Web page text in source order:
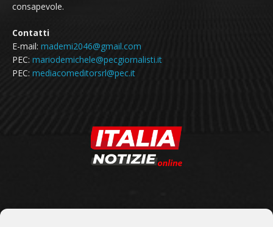
consapevole.
Contatti
E-mail: mademi2046@gmail.com
PEC: mariodemichele@pecgiornalisti.it
PEC: mediacomeditorsrl@pec.it